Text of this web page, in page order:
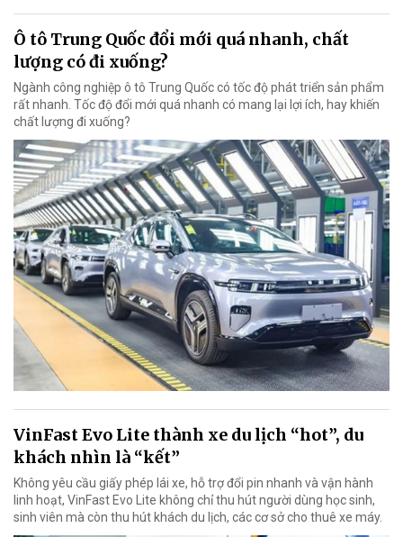
Ô tô Trung Quốc đổi mới quá nhanh, chất
lượng có đi xuống?
Ngành công nghiệp ô tô Trung Quốc có tốc độ phát triển sản phẩm
rất nhanh. Tốc độ đổi mới quá nhanh có mang lại lợi ích, hay khiến
chất lượng đi xuống?
VinFast Evo Lite thành xe du lịch “hot”, du
khách nhìn là “kết”
Không yêu cầu giấy phép lái xe, hỗ trợ đổi pin nhanh và vận hành
linh hoạt, VinFast Evo Lite không chỉ thu hút người dùng học sinh,
sinh viên mà còn thu hút khách du lịch, các cơ sở cho thuê xe máy.